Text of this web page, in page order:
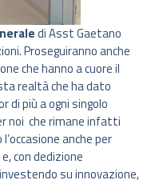
di Asst Gaetano
Proseguiranno anche
che hanno a cuore il
realtà che ha dato
di più a ogni singolo
noi che rimane infatti
anche per
con dedizione
su innovazione,